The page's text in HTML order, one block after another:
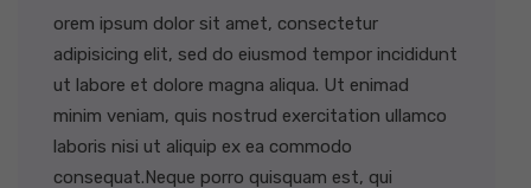
orem ipsum dolor sit amet, consectetur
adipisicing elit, sed do eiusmod tempor incididunt
ut labore et dolore magna aliqua. Ut enimad
minim veniam, quis nostrud exercitation ullamco
laboris nisi ut aliquip ex ea commodo
consequat.Neque porro quisquam est, qui